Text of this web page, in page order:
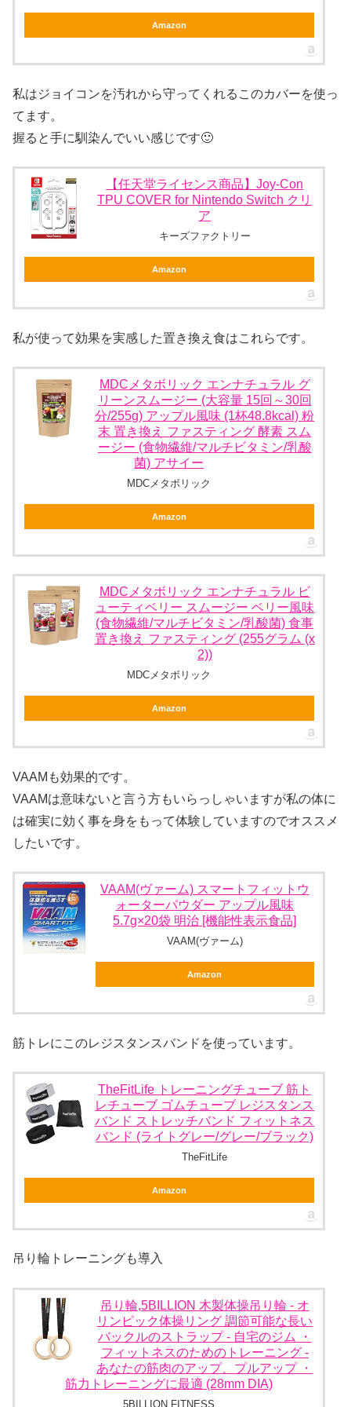
Amazon
私はジョイコンを汚れから守ってくれるこのカバーを使っ
てます。
握ると手に馴染んでいい感じです🙂
【任天堂ライセンス商品】Joy-Con
TPU COVER for Nintendo Switch クリ
ア
キーズファクトリー
Amazon
私が使って効果を実感した置き換え食はこれらです。
MDCメタボリック エンナチュラル グ
リーンスムージー (大容量 15回～30回
分/255g) アップル風味 (1杯48.8kcal) 粉
末 置き換え ファスティング 酵素 スム
ージー (食物繊維/マルチビタミン/乳酸
菌) アサイー
MDCメタボリック
Amazon
MDCメタボリック エンナチュラル ビ
ューティベリー スムージー ベリー風味
(食物繊維/マルチビタミン/乳酸菌) 食事
置き換え ファスティング (255グラム (x
2))
MDCメタボリック
Amazon
VAAMも効果的です。
VAAMは意味ないと言う方もいらっしゃいますが私の体に
は確実に効く事を身をもって体験していますのでオススメ
したいです。
VAAM(ヴァーム) スマートフィットウ
ォーターパウダー アップル風味
5.7g×20袋 明治 [機能性表示食品]
VAAM(ヴァーム)
Amazon
筋トレにこのレジスタンスバンドを使っています。
TheFitLife トレーニングチューブ 筋ト
レチューブ ゴムチューブ レジスタンス
バンド ストレッチバンド フィットネス
バンド (ライトグレー/グレー/ブラック)
TheFitLife
Amazon
吊り輪トレーニングも導入
吊り輪,5BILLION 木製体操吊り輪 - オ
リンピック体操リング 調節可能な長い
バックルのストラップ - 自宅のジム ・
フィットネスのためのトレーニング -
あなたの筋肉のアップ、プルアップ ・
筋力トレーニングに最適 (28mm DIA)
5BILLION FITNESS